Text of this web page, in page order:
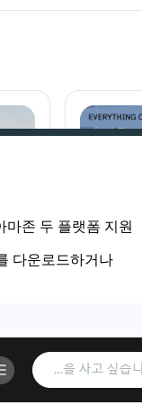
마존 두 플랫폼 지원
다운로드하거나